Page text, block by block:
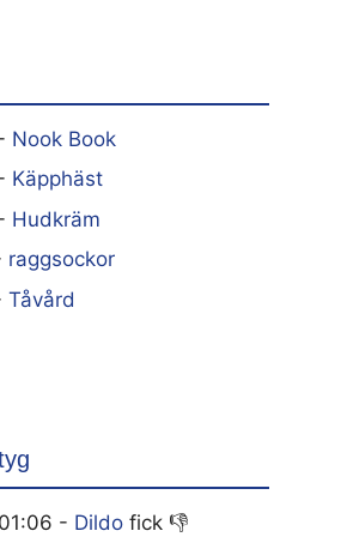
Nook Book
Käpphäst
Hudkräm
raggsockor
Tåvård
- Dildo fick 👎